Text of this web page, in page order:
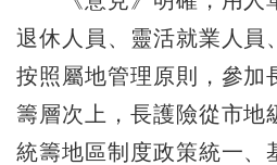
退休人員、靈活就業人員
按照屬地管理原則，參加
籌層次上，長護險從市地
統籌地區制度政策統一、